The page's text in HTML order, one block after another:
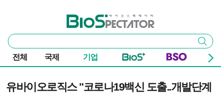
바이오스펙테이터
통
합
검
색
검색
전체 국제 기업
유바이오로직스 "코로나19백신 도출..개발단계